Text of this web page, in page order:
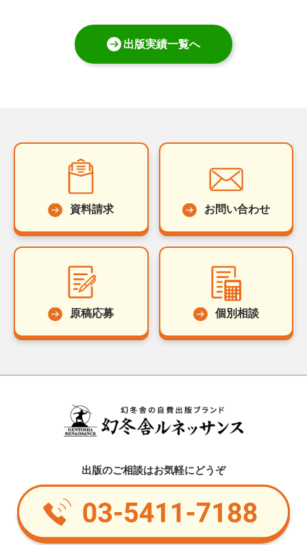
出版実績一覧へ
資料請求 お問い合わせ
原稿応募 個別相談
出版のご相談はお気軽にどうぞ